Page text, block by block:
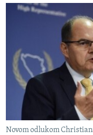
Novom odlukom